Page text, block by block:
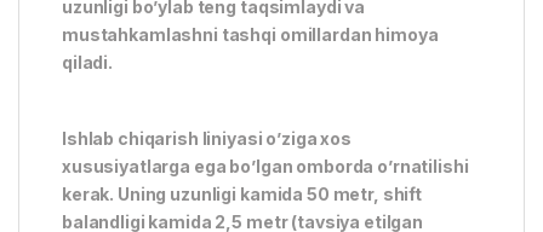
uzunligi bo’ylab teng taqsimlaydi va
mustahkamlashni tashqi omillardan himoya
qiladi.
Ishlab chiqarish liniyasi o’ziga xos
xususiyatlarga ega bo’lgan omborda o’rnatilishi
kerak. Uning uzunligi kamida 50 metr, shift
balandligi kamida 2,5 metr (tavsiya etilgan